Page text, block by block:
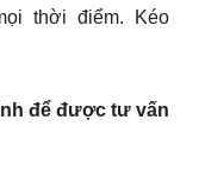
thời điểm. Kéo
để được tư vấn